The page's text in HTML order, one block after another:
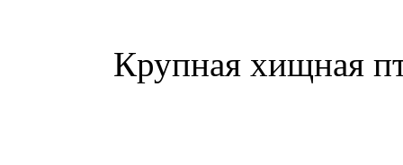
Крупная хищная